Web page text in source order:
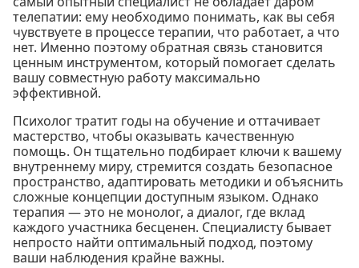
телепатии: ему необходимо понимать, как вы себя
чувствуете в процессе терапии, что работает, а что
нет. Именно поэтому обратная связь становится
ценным инструментом, который помогает сделать
вашу совместную работу максимально
эффективной.
Психолог тратит годы на обучение и оттачивает
мастерство, чтобы оказывать качественную
помощь. Он тщательно подбирает ключи к вашему
внутреннему миру, стремится создать безопасное
пространство, адаптировать методики и объяснить
сложные концепции доступным языком. Однако
терапия — это не монолог, а диалог, где вклад
каждого участника бесценен. Специалисту бывает
непросто найти оптимальный подход, поэтому
ваши наблюдения крайне важны.